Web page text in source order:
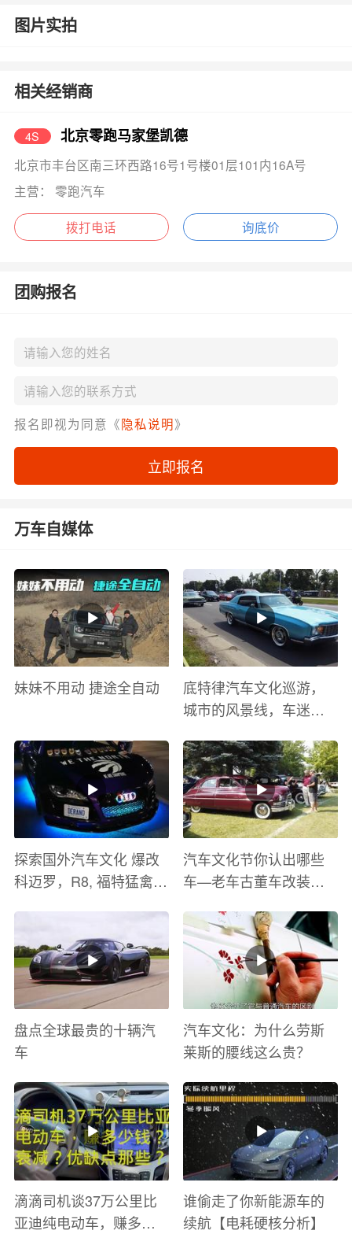
图片实拍
相关经销商
4S 北京零跑马家堡凯德
北京市丰台区南三环西路16号1号楼01层101内16A号
主营： 零跑汽车
拨打电话 询底价
团购报名
报名即视为同意《隐私说明》
立即报名
万车自媒体
妹妹不用动 捷途全自动
底特律汽车文化巡游，
城市的风景线，车迷的
探索国外汽车文化 爆改
科迈罗，R8, 福特猛禽
汽车文化节你认出哪些
车—老车古董车改装车
盘点全球最贵的十辆汽
车
汽车文化：为什么劳斯
莱斯的腰线这么贵？
滴滴司机谈37万公里比
亚迪纯电动车，赚多少
谁偷走了你新能源车的
续航【电耗硬核分析】